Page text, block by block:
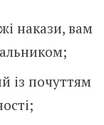
накази, вам
із почуттям